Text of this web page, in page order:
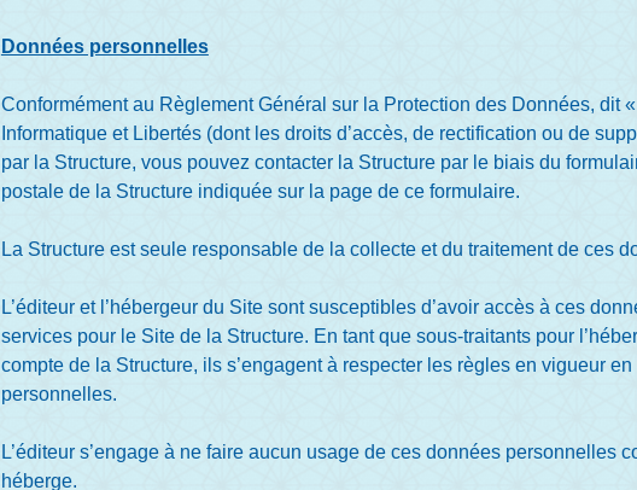
Données personnelles
Conformément au Règlement Général sur la Protection des Données, dit
Informatique et Libertés (dont les droits d’accès, de rectification ou de
par la Structure, vous pouvez contacter la Structure par le biais du
postale de la Structure indiquée sur la page de ce formulaire.
La Structure est seule responsable de la collecte et du traitement de ces
L’éditeur et l’hébergeur du Site sont susceptibles d’avoir accès à ces
services pour le Site de la Structure. En tant que sous-traitants pour
compte de la Structure, ils s’engagent à respecter les règles en vigueur
personnelles.
L’éditeur s’engage à ne faire aucun usage de ces données personnelles
héberge.